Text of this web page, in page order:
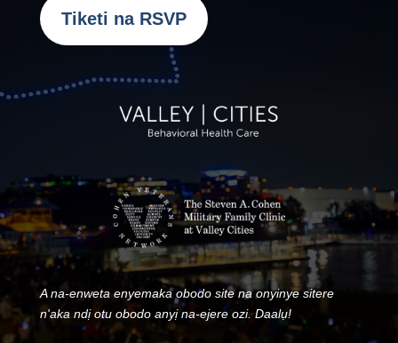
Tiketi na RSVP
A na-enweta enyemaka obodo site na onyinye sitere
n'aka ndị otu obodo anyị na-ejere ozi. Daalụ!